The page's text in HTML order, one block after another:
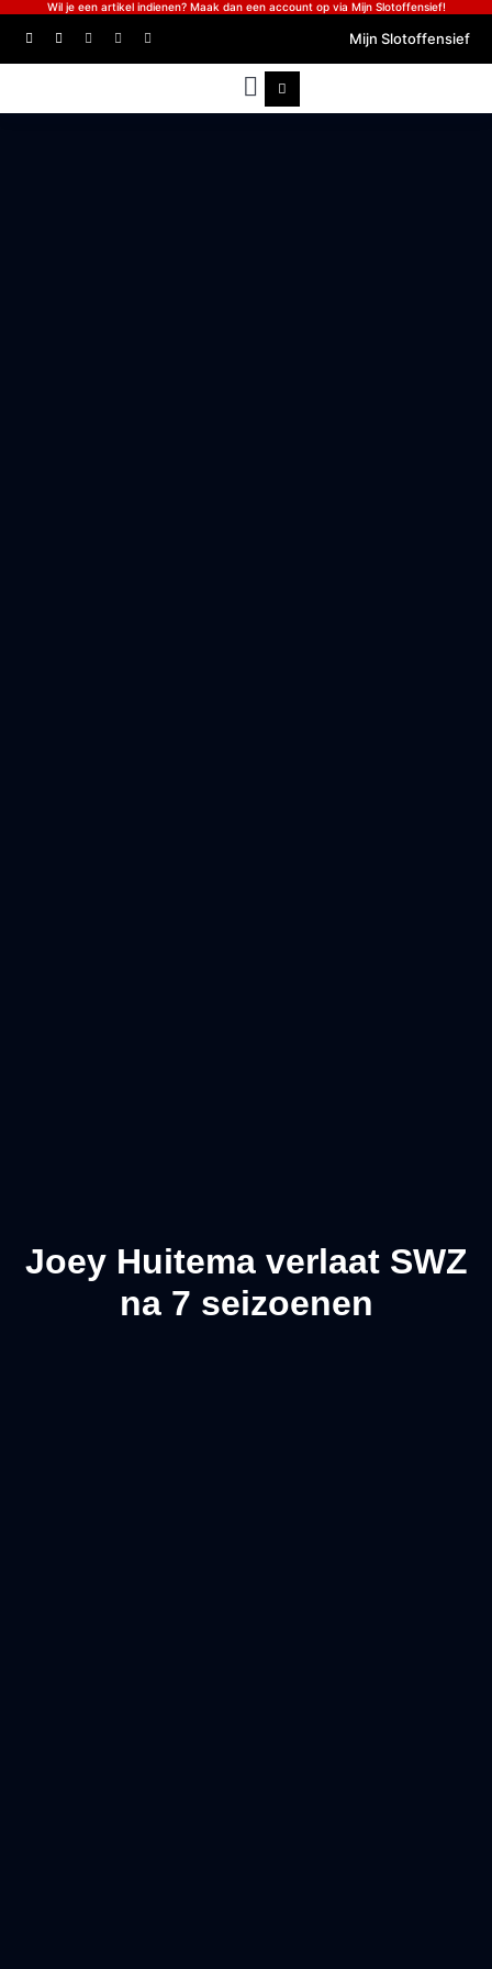
Wil je een artikel indienen? Maak dan een account op via Mijn Slotoffensief!
Mijn Slotoffensief
Joey Huitema verlaat SWZ
na 7 seizoenen